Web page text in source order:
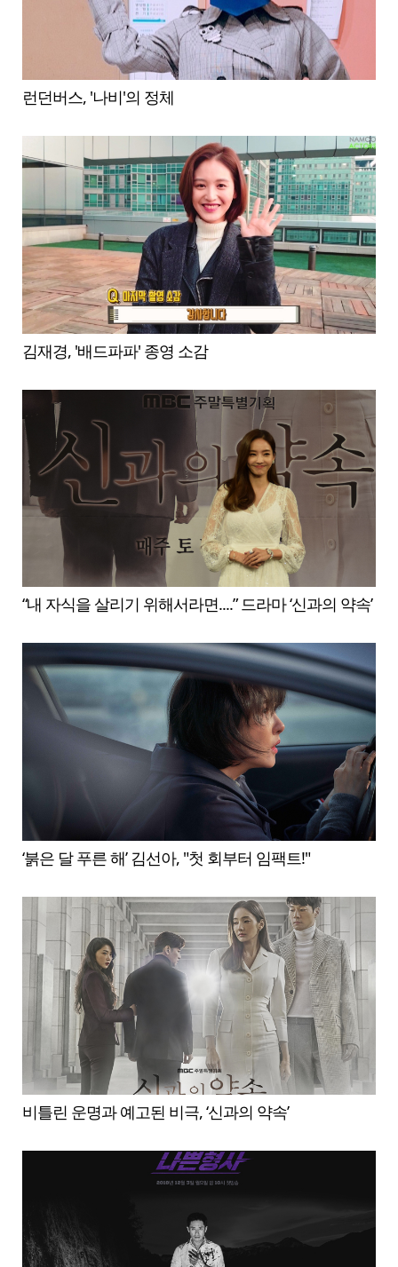
런던버스, '나비'의 정체
김재경, '배드파파' 종영 소감
“내 자식을 살리기 위해서라면....” 드라마 ‘신과의 약속’
‘붉은 달 푸른 해’ 김선아, "첫 회부터 임팩트!"
비틀린 운명과 예고된 비극, ‘신과의 약속’